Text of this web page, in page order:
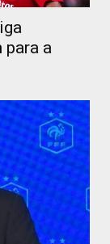
para a